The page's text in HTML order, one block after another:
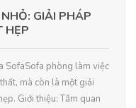
GIẢI PHÁP
HẸP
SofaSofa phòng làm việc
mà còn là một giải
Giới thiệu: Tầm quan